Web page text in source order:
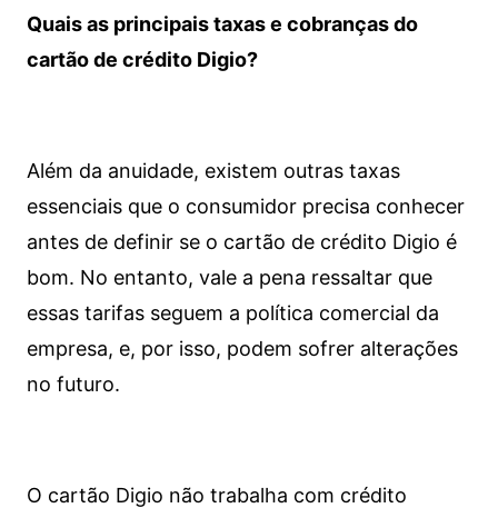
Quais as principais taxas e cobranças do
cartão de crédito Digio?
Além da anuidade, existem outras taxas
essenciais que o consumidor precisa conhecer
antes de definir se o cartão de crédito Digio é
bom. No entanto, vale a pena ressaltar que
essas tarifas seguem a política comercial da
empresa, e, por isso, podem sofrer alterações
no futuro.
O cartão Digio não trabalha com crédito